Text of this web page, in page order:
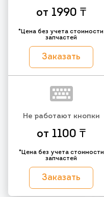
от 1990 ₸
*Цена без учета стоимости
запчастей
Заказать
Не работают кнопки
от 1100 ₸
*Цена без учета стоимости
запчастей
Заказать